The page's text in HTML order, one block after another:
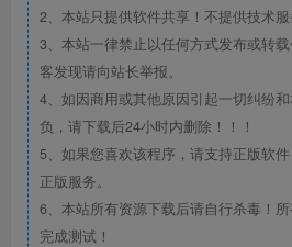
2、本站只提供软件共享！不提供技术服
3、本站一律禁止以任何方式发布或转
客发现请向站长举报。
4、如因商用或其他原因引起一切纠纷
负，请下载后24小时内删除！！！
5、如果您喜欢该程序，请支持正版软
正版服务。
6、本站所有资源下载后请自行杀毒！
完成测试！